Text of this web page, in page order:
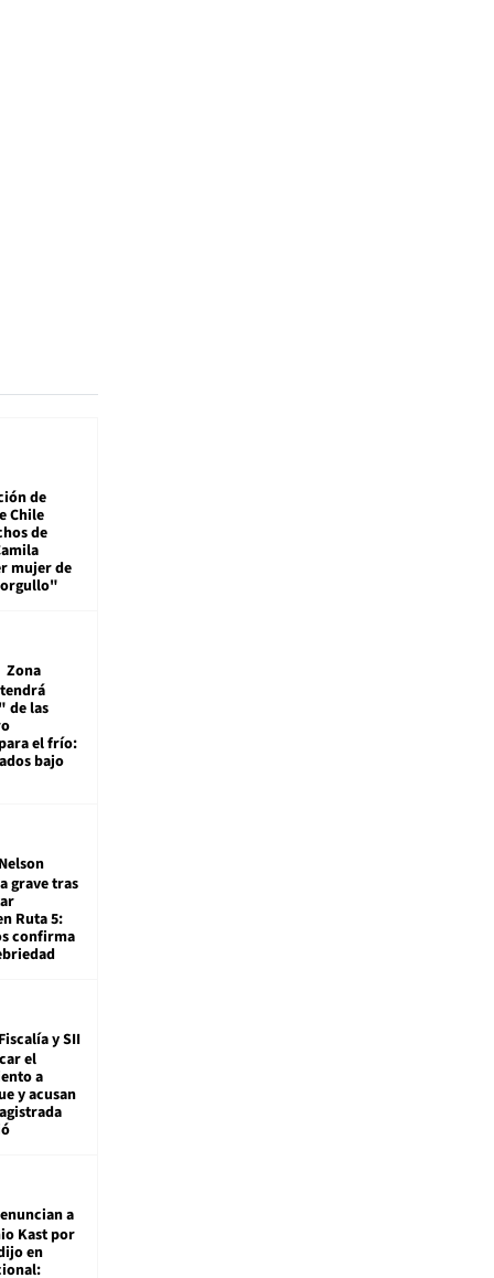
de
Chile
de
mujer de
Zona
de las
el frío:
bajo
Nelson
grave tras
Ruta 5:
confirma
Fiscalía y SII
el
a
y acusan
a
Kast por
en